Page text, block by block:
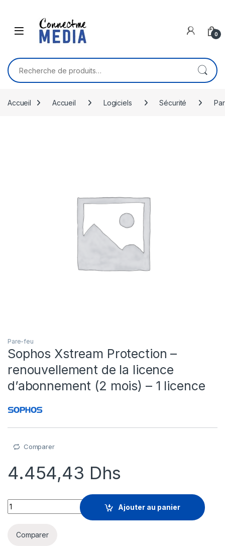
0
Recherche pour :
Accueil Accueil Logiciels Sécurité
Pare-feu
Sophos Xstream Protection –
renouvellement de la licence
d’abonnement (2 mois) – 1 licence
Comparer
4.454,43 Dhs
Sophos Xstream Protection - renouvellement de la licence
Ajouter au panier
Comparer